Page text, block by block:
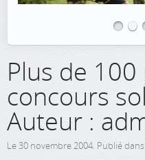
Plus de
concours
Auteur :
Le30 novembre 2004. Publié dans